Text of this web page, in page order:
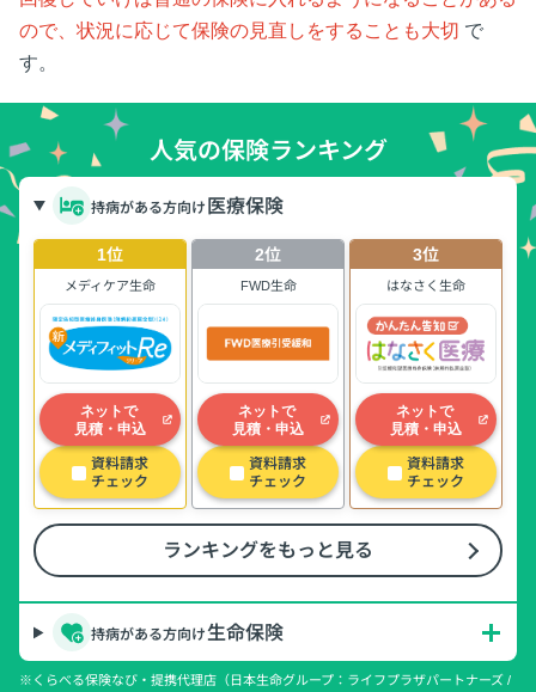
ので、状況に応じて保険の見直しをすることも大切 で
す。
人気の保険ランキング
持病がある方向け 医療保険
1位
メディケア生命
ネットで
見積・申込
資料請求
チェック
2位
FWD生命
ネットで
見積・申込
資料請求
チェック
3位
はなさく生命
ネットで
見積・申込
資料請求
チェック
ランキングをもっと見る
持病がある方向け生命保険
※くらべる保険なび・提携代理店（日本生命グループ：ライフプラザパートナーズ /